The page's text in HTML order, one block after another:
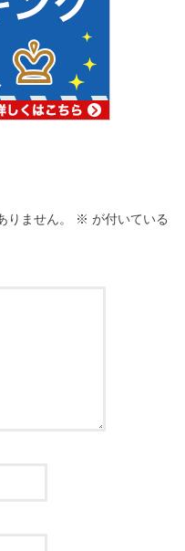
ません。 ※ が付いている